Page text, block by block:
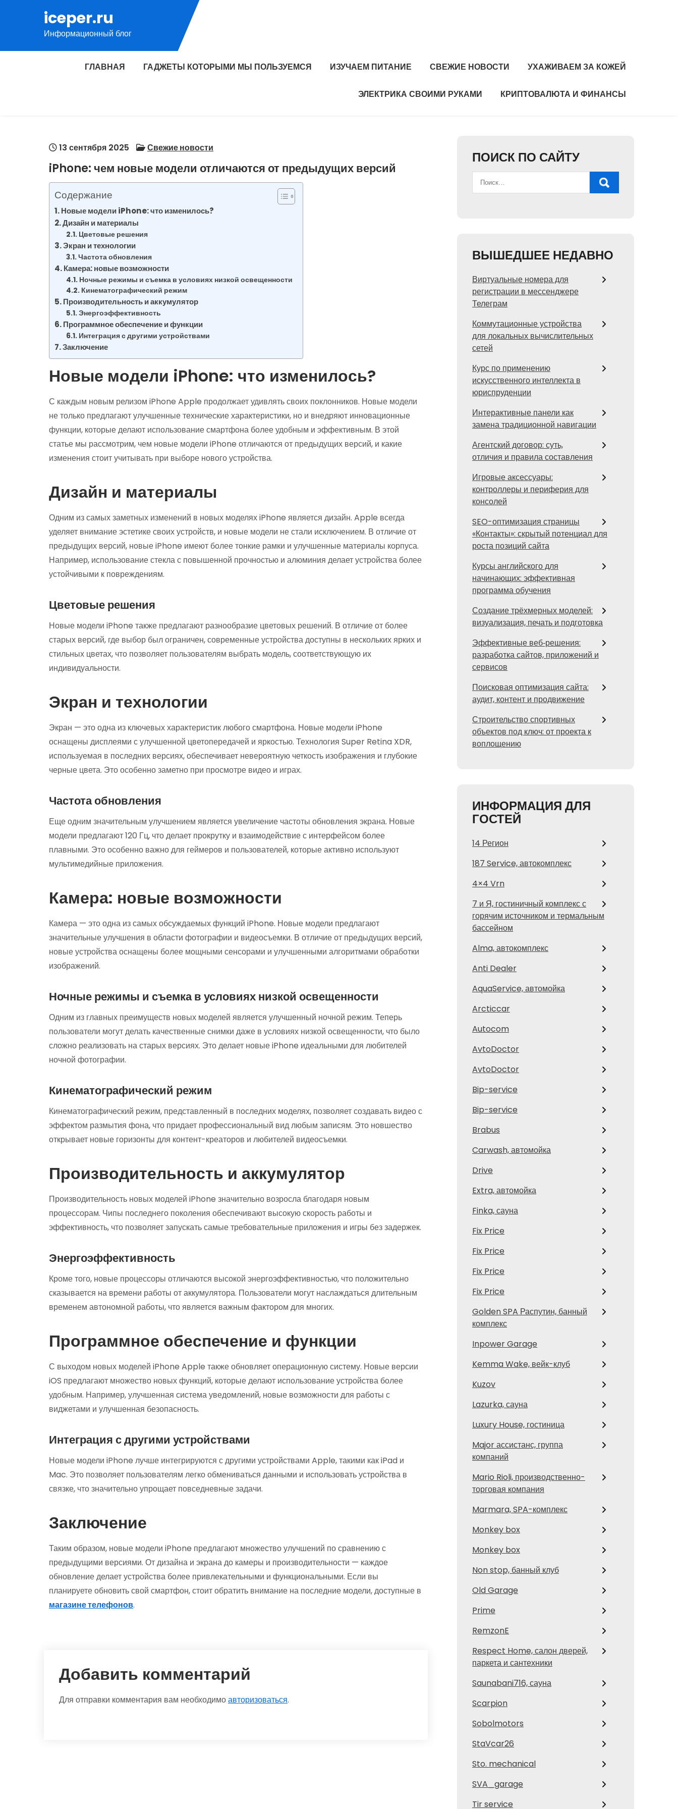
содержимому
iceper.ru
Информационный блог
ГЛАВНАЯ ГАДЖЕТЫ КОТОРЫМИ МЫ ПОЛЬЗУЕМСЯ ИЗУЧАЕМ ПИТАНИЕ СВЕЖИЕ НОВОСТИ УХАЖИВАЕМ ЗА КОЖЕЙ
ЭЛЕКТРИКА СВОИМИ РУКАМИ КРИПТОВАЛЮТА И ФИНАНСЫ
13 сентября 2025 Свежие новости
iPhone: чем новые модели отличаются от предыдущих версий
Содержание
Новые модели iPhone: что изменилось?
Дизайн и материалы
Цветовые решения
Экран и технологии
Частота обновления
Камера: новые возможности
Ночные режимы и съемка в условиях низкой освещенности
Кинематографический режим
Производительность и аккумулятор
Энергоэффективность
Программное обеспечение и функции
Интеграция с другими устройствами
Заключение
Новые модели iPhone: что изменилось?
С каждым новым релизом iPhone Apple продолжает удивлять своих поклонников. Новые модели
не только предлагают улучшенные технические характеристики, но и внедряют инновационные
функции, которые делают использование смартфона более удобным и эффективным. В этой
статье мы рассмотрим, чем новые модели iPhone отличаются от предыдущих версий, и какие
изменения стоит учитывать при выборе нового устройства.
Дизайн и материалы
Одним из самых заметных изменений в новых моделях iPhone является дизайн. Apple всегда
уделяет внимание эстетике своих устройств, и новые модели не стали исключением. В отличие от
предыдущих версий, новые iPhone имеют более тонкие рамки и улучшенные материалы корпуса.
Например, использование стекла с повышенной прочностью и алюминия делает устройства более
устойчивыми к повреждениям.
Цветовые решения
Новые модели iPhone также предлагают разнообразие цветовых решений. В отличие от более
старых версий, где выбор был ограничен, современные устройства доступны в нескольких ярких и
стильных цветах, что позволяет пользователям выбрать модель, соответствующую их
индивидуальности.
Экран и технологии
Экран — это одна из ключевых характеристик любого смартфона. Новые модели iPhone
оснащены дисплеями с улучшенной цветопередачей и яркостью. Технология Super Retina XDR,
используемая в последних версиях, обеспечивает невероятную четкость изображения и глубокие
черные цвета. Это особенно заметно при просмотре видео и играх.
Частота обновления
Еще одним значительным улучшением является увеличение частоты обновления экрана. Новые
модели предлагают 120 Гц, что делает прокрутку и взаимодействие с интерфейсом более
плавными. Это особенно важно для геймеров и пользователей, которые активно используют
мультимедийные приложения.
Камера: новые возможности
Камера — это одна из самых обсуждаемых функций iPhone. Новые модели предлагают
значительные улучшения в области фотографии и видеосъемки. В отличие от предыдущих версий,
новые устройства оснащены более мощными сенсорами и улучшенными алгоритмами обработки
изображений.
Ночные режимы и съемка в условиях низкой освещенности
Одним из главных преимуществ новых моделей является улучшенный ночной режим. Теперь
пользователи могут делать качественные снимки даже в условиях низкой освещенности, что было
сложно реализовать на старых версиях. Это делает новые iPhone идеальными для любителей
ночной фотографии.
Кинематографический режим
Кинематографический режим, представленный в последних моделях, позволяет создавать видео с
эффектом размытия фона, что придает профессиональный вид любым записям. Это новшество
открывает новые горизонты для контент-креаторов и любителей видеосъемки.
Производительность и аккумулятор
Производительность новых моделей iPhone значительно возросла благодаря новым
процессорам. Чипы последнего поколения обеспечивают высокую скорость работы и
эффективность, что позволяет запускать самые требовательные приложения и игры без задержек.
Энергоэффективность
Кроме того, новые процессоры отличаются высокой энергоэффективностью, что положительно
сказывается на времени работы от аккумулятора. Пользователи могут наслаждаться длительным
временем автономной работы, что является важным фактором для многих.
Программное обеспечение и функции
С выходом новых моделей iPhone Apple также обновляет операционную систему. Новые версии
iOS предлагают множество новых функций, которые делают использование устройства более
удобным. Например, улучшенная система уведомлений, новые возможности для работы с
виджетами и улучшенная безопасность.
Интеграция с другими устройствами
Новые модели iPhone лучше интегрируются с другими устройствами Apple, такими как iPad и
Mac. Это позволяет пользователям легко обмениваться данными и использовать устройства в
связке, что значительно упрощает повседневные задачи.
Заключение
Таким образом, новые модели iPhone предлагают множество улучшений по сравнению с
предыдущими версиями. От дизайна и экрана до камеры и производительности — каждое
обновление делает устройства более привлекательными и функциональными. Если вы
планируете обновить свой смартфон, стоит обратить внимание на последние модели, доступные в
магазине телефонов.
Добавить комментарий
Для отправки комментария вам необходимоавторизоваться.
ПОИСК ПО САЙТУ
ВЫШЕДШЕЕ НЕДАВНО
Виртуальные номера для
регистрации в мессенджере
Телеграм
Коммутационные устройства
для локальных вычислительных
сетей
Курс по применению
искусственного интеллекта в
юриспруденции
Интерактивные панели как
замена традиционной навигации
Агентский договор: суть,
отличия и правила составления
Игровые аксессуары:
контроллеры и периферия для
консолей
SEO-оптимизация страницы
«Контакты»: скрытый потенциал для
роста позиций сайта
Курсы английского для
начинающих: эффективная
программа обучения
Создание трёхмерных моделей:
визуализация, печать и подготовка
Эффективные веб‑решения:
разработка сайтов, приложений и
сервисов
Поисковая оптимизация сайта:
аудит, контент и продвижение
Строительство спортивных
объектов под ключ: от проекта к
воплощению
ИНФОРМАЦИЯ ДЛЯ
ГОСТЕЙ
14 Регион
187 Service, автокомплекс
4×4 Vrn
7 и Я, гостиничный комплекс с
горячим источником и термальным
бассейном
Alma, автокомплекс
Anti Dealer
AquaService, автомойка
Arcticcar
Autocom
AvtoDoctor
AvtoDoctor
Bip-service
Bip-service
Brabus
Carwash, автомойка
Drive
Extra, автомойка
Finka, сауна
Fix Price
Fix Price
Fix Price
Fix Price
Golden SPA Распутин, банный
комплекс
Inpower Garage
Kemma Wake, вейк-клуб
Kuzov
Lazurka, сауна
Luxury House, гостиница
Major ассистанс, группа
компаний
Mario Rioli, производственно-
торговая компания
Marmara, SPA-комплекс
Monkey box
Monkey box
Non stop, банный клуб
Old Garage
Prime
RemzonE
Respect Home, салон дверей,
паркета и сантехники
Saunabani716, сауна
Scarpion
Sobolmotors
StaVcar26
Sto. mechanical
SVA_garage
Tir service